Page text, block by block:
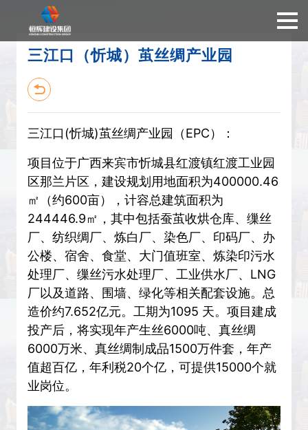
三江口（忻城）茧丝绸产业园
三江口(忻城)茧丝绸产业园（EPC）：
项目位于广西来宾市忻城县红渡镇红渡工业园
区那兰片区，建设规划用地面积为400000.46
㎡（约600亩），计容总建筑面积为
244446.9㎡，其中包括蚕茧收烘仓库、缫丝
厂、纺织绸厂、炼白厂、染色厂、印码厂、办
公楼、宿舍、食堂、大门值班室、炼染印污水
处理厂、缫丝污水处理厂、工业供水厂、LNG
厂以及道路、围墙、绿化等相关配套设施。总
造价约7.652亿元。工期为1095 天。项目建成
投产后，将实现年产生丝6000吨、真丝绸
6000万米、真丝绸制成品1500万件套，年产
值超百亿，年利税20个亿，可提供15000个就
业岗位。